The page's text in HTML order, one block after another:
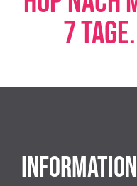
INFORMATION